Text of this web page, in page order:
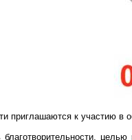
приглашаются к участию в